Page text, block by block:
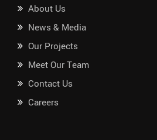
About Us
News & Media
Our Projects
Meet Our Team
Contact Us
Careers